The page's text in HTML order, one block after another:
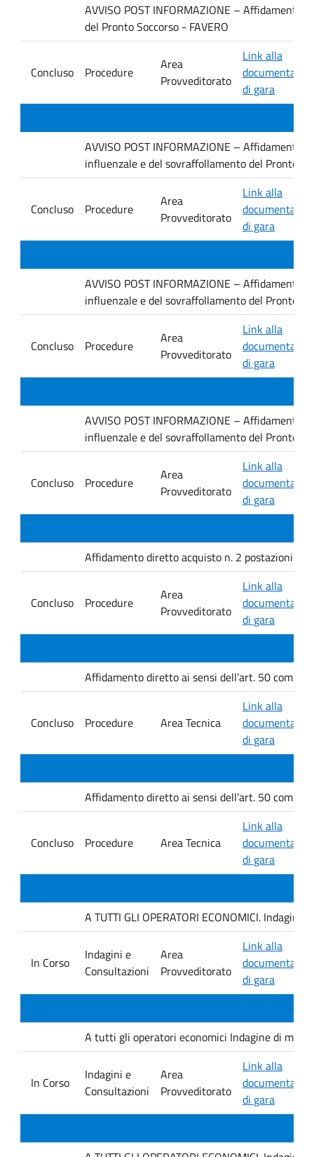
AVVISO POST INFORMAZIONE –
del Pronto Soccorso - FAVERO
Concluso Procedure
Area
Provveditorato
Link alla
di gara
AVVISO POST INFORMAZIONE – Affidamento
influenzale e del sovraffollamento del Pronto
Concluso Procedure
Area
Provveditorato
Link alla
di gara
AVVISO POST INFORMAZIONE – Affidamento
influenzale e del sovraffollamento del Pronto
Concluso Procedure
Area
Provveditorato
Link alla
di gara
AVVISO POST INFORMAZIONE – Affidamento
influenzale e del sovraffollamento del Pronto
Concluso Procedure
Area
Provveditorato
Link alla
di gara
Affidamento diretto acquisto n. 2 postazioni
Concluso Procedure
Area
Provveditorato
Link alla
di gara
Affidamento diretto ai sensi dell’art. 50
Concluso Procedure Area Tecnica
Link alla
di gara
Affidamento diretto ai sensi dell’art. 50
Concluso Procedure Area Tecnica
Link alla
di gara
A TUTTI GLI OPERATORI ECONOMICI.
In Corso
Indagini e
Consultazioni
Area
Provveditorato
Link alla
di gara
A tutti gli operatori economici Indagine di
In Corso
Indagini e
Consultazioni
Area
Provveditorato
Link alla
di gara